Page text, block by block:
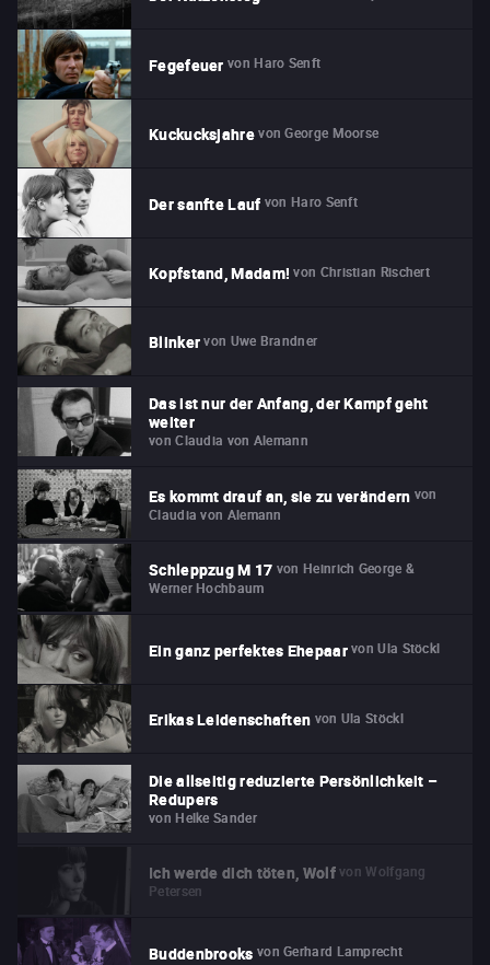
Fegefeuer von Haro Senft
Kuckucksjahre von George Moorse
Der sanfte Lauf von Haro Senft
Kopfstand, Madam! von Christian Rischert
Blinker von Uwe Brandner
Das ist nur der Anfang, der Kampf geht
weiter
von Claudia von Alemann
Es kommt drauf an, sie zu verändern von
Claudia von Alemann
Schleppzug M 17 von Heinrich George &
Werner Hochbaum
Ein ganz perfektes Ehepaar von Ula Stöckl
Erikas Leidenschaften von Ula Stöckl
Die allseitig reduzierte Persönlichkeit –
Redupers
von Helke Sander
Ich werde dich töten, Wolf von Wolfgang
Petersen
Buddenbrooks von Gerhard Lamprecht